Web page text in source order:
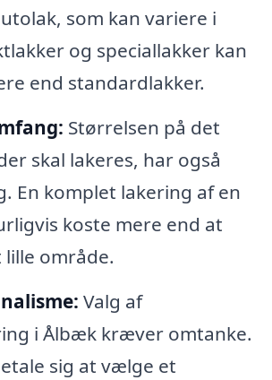
som kan variere i
og speciallakker kan
end standardlakker.
Størrelsen på det
skal lakeres, har også
En komplet lakering af en
koste mere end at
område.
Valg af
i Ålbæk kræver omtanke.
sig at vælge et